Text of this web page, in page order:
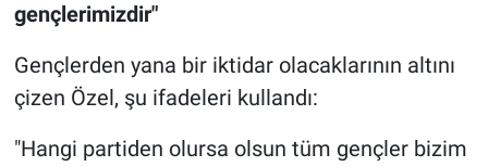
gençlerimizdir"
Gençlerden yana bir iktidar olacaklarının altını
çizen Özel, şu ifadeleri kullandı:
"Hangi partiden olursa olsun tüm gençler bizim